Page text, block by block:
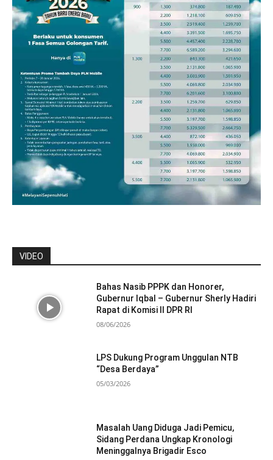
VIDEO
Bahas Nasib PPPK dan Honorer,
Gubernur Iqbal – Gubernur Sherly Hadiri
Rapat di Komisi II DPR RI
08/06/2026
LPS Dukung Program Unggulan NTB
“Desa Berdaya”
05/03/2026
Masalah Uang Diduga Jadi Pemicu,
Sidang Perdana Ungkap Kronologi
Meninggalnya Brigadir Esco